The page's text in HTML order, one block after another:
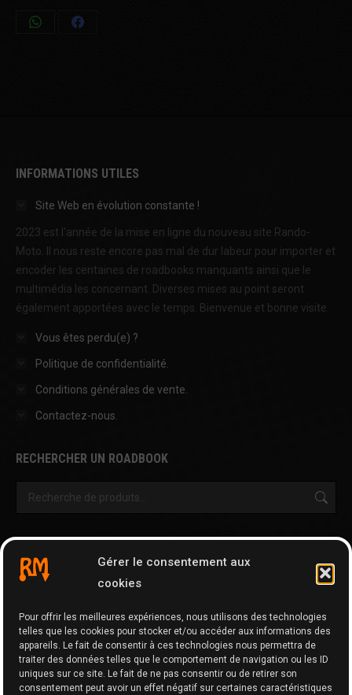
Gérer le consentement aux
cookies
Pour offrir les meilleures expériences, nous utilisons des technologies
telles que les cookies pour stocker et/ou accéder aux informations des
appareils. Le fait de consentir à ces technologies nous permettra de
traiter des données telles que le comportement de navigation ou les ID
uniques sur ce site. Le fait de ne pas consentir ou de retirer son
consentement peut avoir un effet négatif sur certaines caractéristiques
Share
Share
INFORMATIONS UTILES
Site Web en évolution constante !
2023 est l'année de la mise en ligne du nouveau site Rando-
Moto. Il nous reste encore pas mal de dur labeur pour importer et
encoder les centaines de roadbooks manquants ainsi que le
multimédia les concernant. Diverses mises au point seront
également apportées avec le temps. Bienvenue et bonne visite.
Vous êtes perdu(e) ?
Politique de confidentialité.
Conditions générales de vente.
Contactez-nous.
RECHERCHER UN ROADBOOK
Cartographie
GPX Editor
GPX Optimizer
Google Maps to GPX